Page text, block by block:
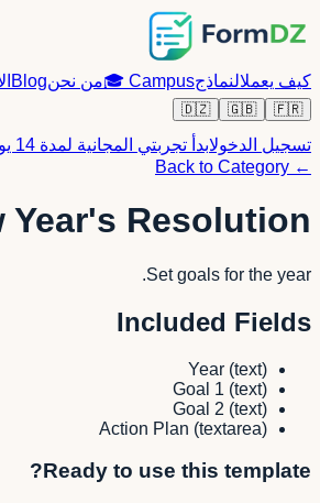
كيف يعملالنماذجCampus
🎓من نحنBlog
🇫🇷
🇬🇧
🇩🇿
تسجيل الدخولابدأ تجربتي المجانية لمدة 14 يوماً
← Back to Category
Year's Resolution
Set goals for the year.
Included Fields
Year (text)
Goal 1 (text)
Goal 2 (text)
Action Plan (textarea)
Ready to use this template?